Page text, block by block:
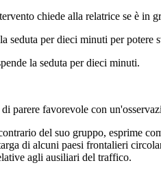
chiede alla relatrice se è in
seduta per dieci minuti per
la seduta per dieci minuti.
parere favorevole con
del suo gruppo, esprime
di alcuni paesi frontalieri
agli ausiliari del traffico.